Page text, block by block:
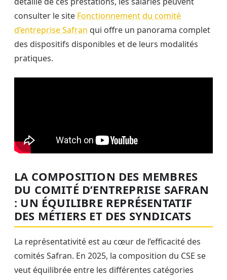
consulter le site Fonctionnement du comité
d’entreprise Safran qui offre un panorama complet
des dispositifs disponibles et de leurs modalités
pratiques.
LA COMPOSITION DES MEMBRES
DU COMITÉ D’ENTREPRISE SAFRAN
: UN ÉQUILIBRE REPRÉSENTATIF
DES MÉTIERS ET DES SYNDICATS
La représentativité est au cœur de l’efficacité des
comités Safran. En 2025, la composition du CSE se
veut équilibrée entre les différentes catégories